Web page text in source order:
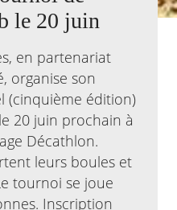
le 20 juin
en partenariat
organise son
(cinquième édition)
20 juin prochain à
Décathlon.
leurs boules et
tournoi se joue
Inscription